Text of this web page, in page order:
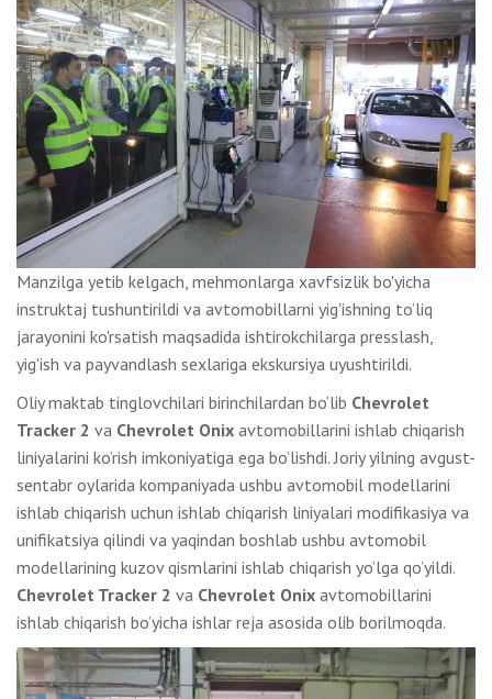
Manzilga yetib kelgach, mehmonlarga xavfsizlik bo'yicha
instruktaj tushuntirildi va avtomobillarni yig'ishning to’liq
jarayonini ko'rsatish maqsadida ishtirokchilarga presslash,
yig'ish va payvandlash sexlariga ekskursiya uyushtirildi.
Oliy maktab tinglovchilari birinchilardan bo‘lib Chevrolet
Tracker 2 va Chevrolet Onix avtomobillarini ishlab chiqarish
liniyalarini ko’rish imkoniyatiga ega bo’lishdi. Joriy yilning avgust-
sentabr oylarida kompaniyada ushbu avtomobil modellarini
ishlab chiqarish uchun ishlab chiqarish liniyalari modifikasiya va
unifikatsiya qilindi va yaqindan boshlab ushbu avtomobil
modellarining kuzov qismlarini ishlab chiqarish yo’lga qo’yildi.
Chevrolet Tracker 2 va Chevrolet Onix avtomobillarini
ishlab chiqarish bo’yicha ishlar reja asosida olib borilmoqda.